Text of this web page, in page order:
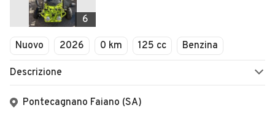
6
Nuovo 2026 0 km 125 cc Benzina
Descrizione
Pontecagnano Faiano (SA)